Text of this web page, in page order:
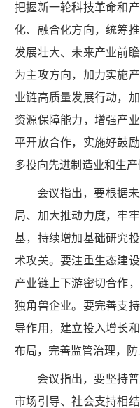
把握新一轮科技革命和
化、融合化方向，统筹
发展壮大、未来产业前
为主攻方向，加力实施
业链高质量发展行动，
资源保障能力，增强产
平开放合作，实施好鼓
多投向先进制造业和生产
会议指出，要根据
局、加大推动力度，牢
基，持续增加基础研究
术攻关。要注重生态建
产业链上下游密切合作
独角兽企业。要完善支
导作用，建立投入增长
布局，完善监管治理，防
会议指出，要坚持
市场引导、社会支持相